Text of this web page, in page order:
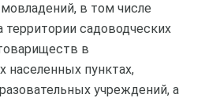
в том числе
садоводческих
в
населенных пунктах,
учреждений, а